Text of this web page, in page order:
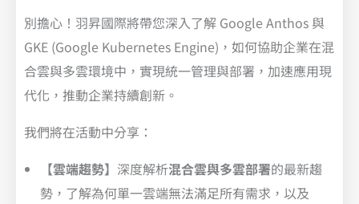
別擔心！羽昇國際將帶您深入了解 Google Anthos 與
GKE (Google Kubernetes Engine)，如何協助企業在混
合雲與多雲環境中，實現統一管理與部署，加速應用現
代化，推動企業持續創新。
我們將在活動中分享：
【雲端趨勢】 深度解析混合雲與多雲部署的最新趨
勢，了解為何單一雲端無法滿足所有需求，以及